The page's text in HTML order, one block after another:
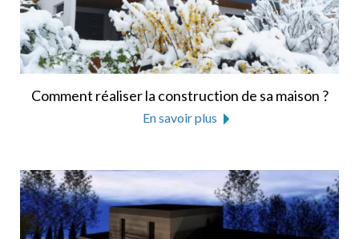
Comment réaliser la construction de sa maison ?
En savoir plus